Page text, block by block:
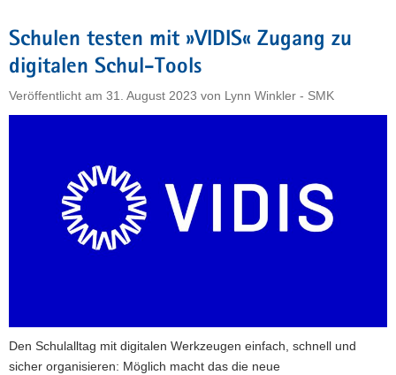
i
f
e
n
d
Schulen testen mit »VIDIS« Zugang zu
digitalen Schul-Tools
Veröffentlicht am 31. August 2023 von Lynn Winkler - SMK
Den Schulalltag mit digitalen Werkzeugen einfach, schnell und
sicher organisieren: Möglich macht das die neue